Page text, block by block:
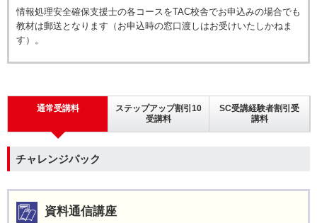
情報処理安全確保支援士の各コースをTAC校舎でお申込みの場合でも
教材は郵送となります（お申込時の窓口渡しはお受けいたしかねま
す）。
通常受講料
ステップアップ割引10
受講料
SC受講経験者割引受
講料
チャレンジパック
資料通信講座